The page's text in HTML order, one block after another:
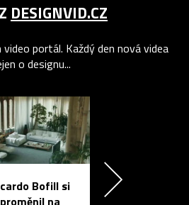
DESIGNVID.CZ
video portál. Každý den nová videa
o designu...
Bofill si